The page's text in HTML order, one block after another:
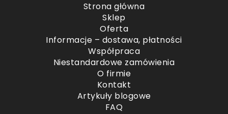
Strona główna
Sklep
Oferta
Informacje – dostawa, płatności
Współpraca
Niestandardowe zamówienia
O firmie
Kontakt
Artykuły blogowe
FAQ